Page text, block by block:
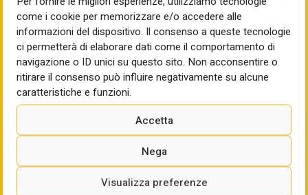
come i cookie per memorizzare e/o accedere alle
informazioni del dispositivo. Il consenso a queste tecnologie
ci permetterà di elaborare dati come il comportamento di
navigazione o ID unici su questo sito. Non acconsentire o
ritirare il consenso può influire negativamente su alcune
caratteristiche e funzioni.
Accetta
Nega
Visualizza preferenze
LEGGI ANCHE
La temporanea sospensione
dell’anticipazione nei contratti pubblici va
richiesta dall’appaltatore e approvata dalla
stazione appaltante: contribuirà ad
alleggerire le tensioni finanziarie di
numerosi operatori economici
di Gabriella Sparano